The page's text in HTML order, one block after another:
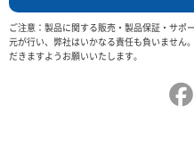
ご注意：製品に関する販売・製品保証・サポ
元が行い、弊社はいかなる責任も負いません
だきますようお願いいたします。